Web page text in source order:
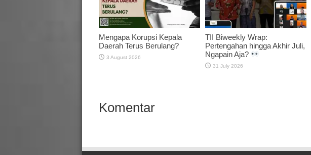
Mengapa Korupsi Kepala
Daerah Terus Berulang?
3 August 2026
TII Biweekly Wrap:
Pertengahan hingga Akhir Juli,
Ngapain Aja?
31 July 2026
Komentar